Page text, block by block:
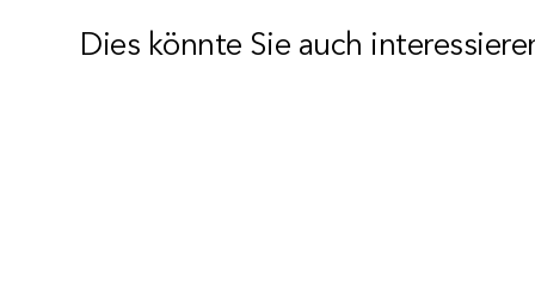
Dies könnte Sie auch